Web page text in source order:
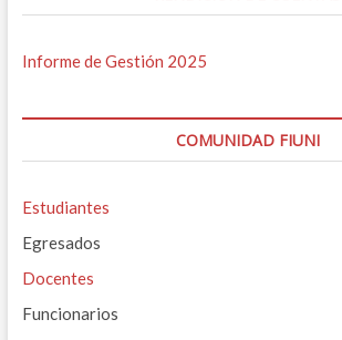
Informe de Gestión 2025
COMUNIDAD FIUNI
Estudiantes
Egresados
Docentes
Funcionarios